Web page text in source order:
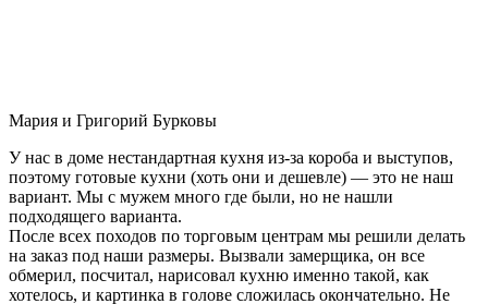
Мария и Григорий Бурковы
У нас в доме нестандартная кухня из-за короба и выступов,
поэтому готовые кухни (хоть они и дешевле) — это не наш
вариант. Мы с мужем много где были, но не нашли
подходящего варианта.
После всех походов по торговым центрам мы решили делать
на заказ под наши размеры. Вызвали замерщика, он все
обмерил, посчитал, нарисовал кухню именно такой, как
хотелось, и картинка в голове сложилась окончательно. Не